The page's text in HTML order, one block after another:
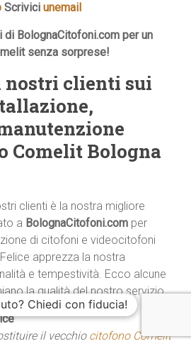
Scriviciunemail
BolognaCitofoni.com per un
senza sorprese!
nostri clienti sui
Comelit Bologna
clienti è la nostra migliore
a BolognaCitofoni.com per
di citofoni e videocitofoni
apprezza la nostra
e tempestività. Ecco alcune
la qualità del nostro servizio.
il vecchio citofono Comelit
Chiedi con fiducia!